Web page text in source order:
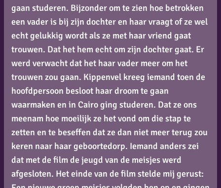
gaan studeren. Bijzonder om te zien hoe betrokken
een vader is bij zijn dochter en haar vraagt of ze wel
echt gelukkig wordt als ze met haar vriend gaat
trouwen. Dat het hem echt om zijn dochter gaat. Er
werd verwacht dat het haar vader meer om het
trouwen zou gaan. Kippenvel kreeg iemand toen de
hoofdpersoon besloot haar droom te gaan
waarmaken en in Cairo ging studeren. Dat ze ons
meenam hoe moeilijk ze het vond om die stap te
zetten en te beseffen dat ze dan niet meer terug zou
keren naar haar geboortedorp. Iemand anders zei
dat met de film de jeugd van de meisjes werd
afgesloten. Het einde van de film stelde mij gerust: